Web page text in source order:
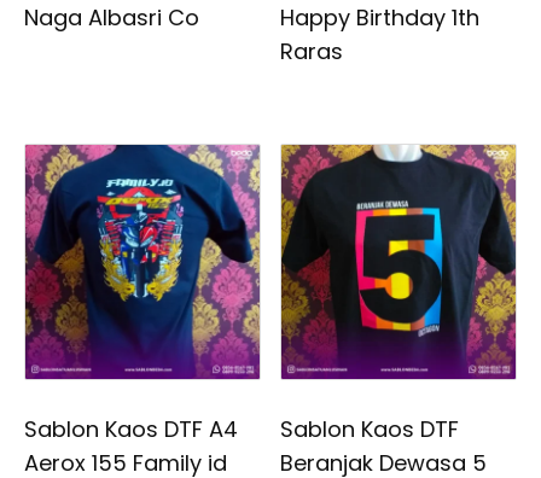
Naga Albasri Co
Happy Birthday 1th
Raras
Sablon Kaos DTF A4
Aerox 155 Family id
Sablon Kaos DTF
Beranjak Dewasa 5